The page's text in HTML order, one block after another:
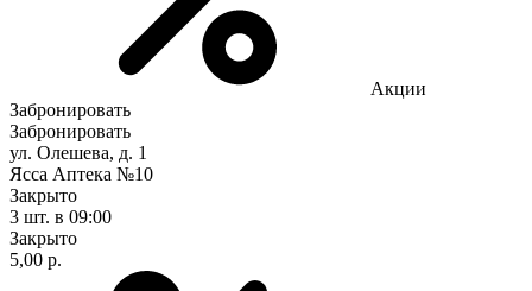
Акции
Забронировать
Забронировать
ул. Олешева, д. 1
Ясса Аптека №10
Закрыто
3 шт. в 09:00
Закрыто
5,00 р.